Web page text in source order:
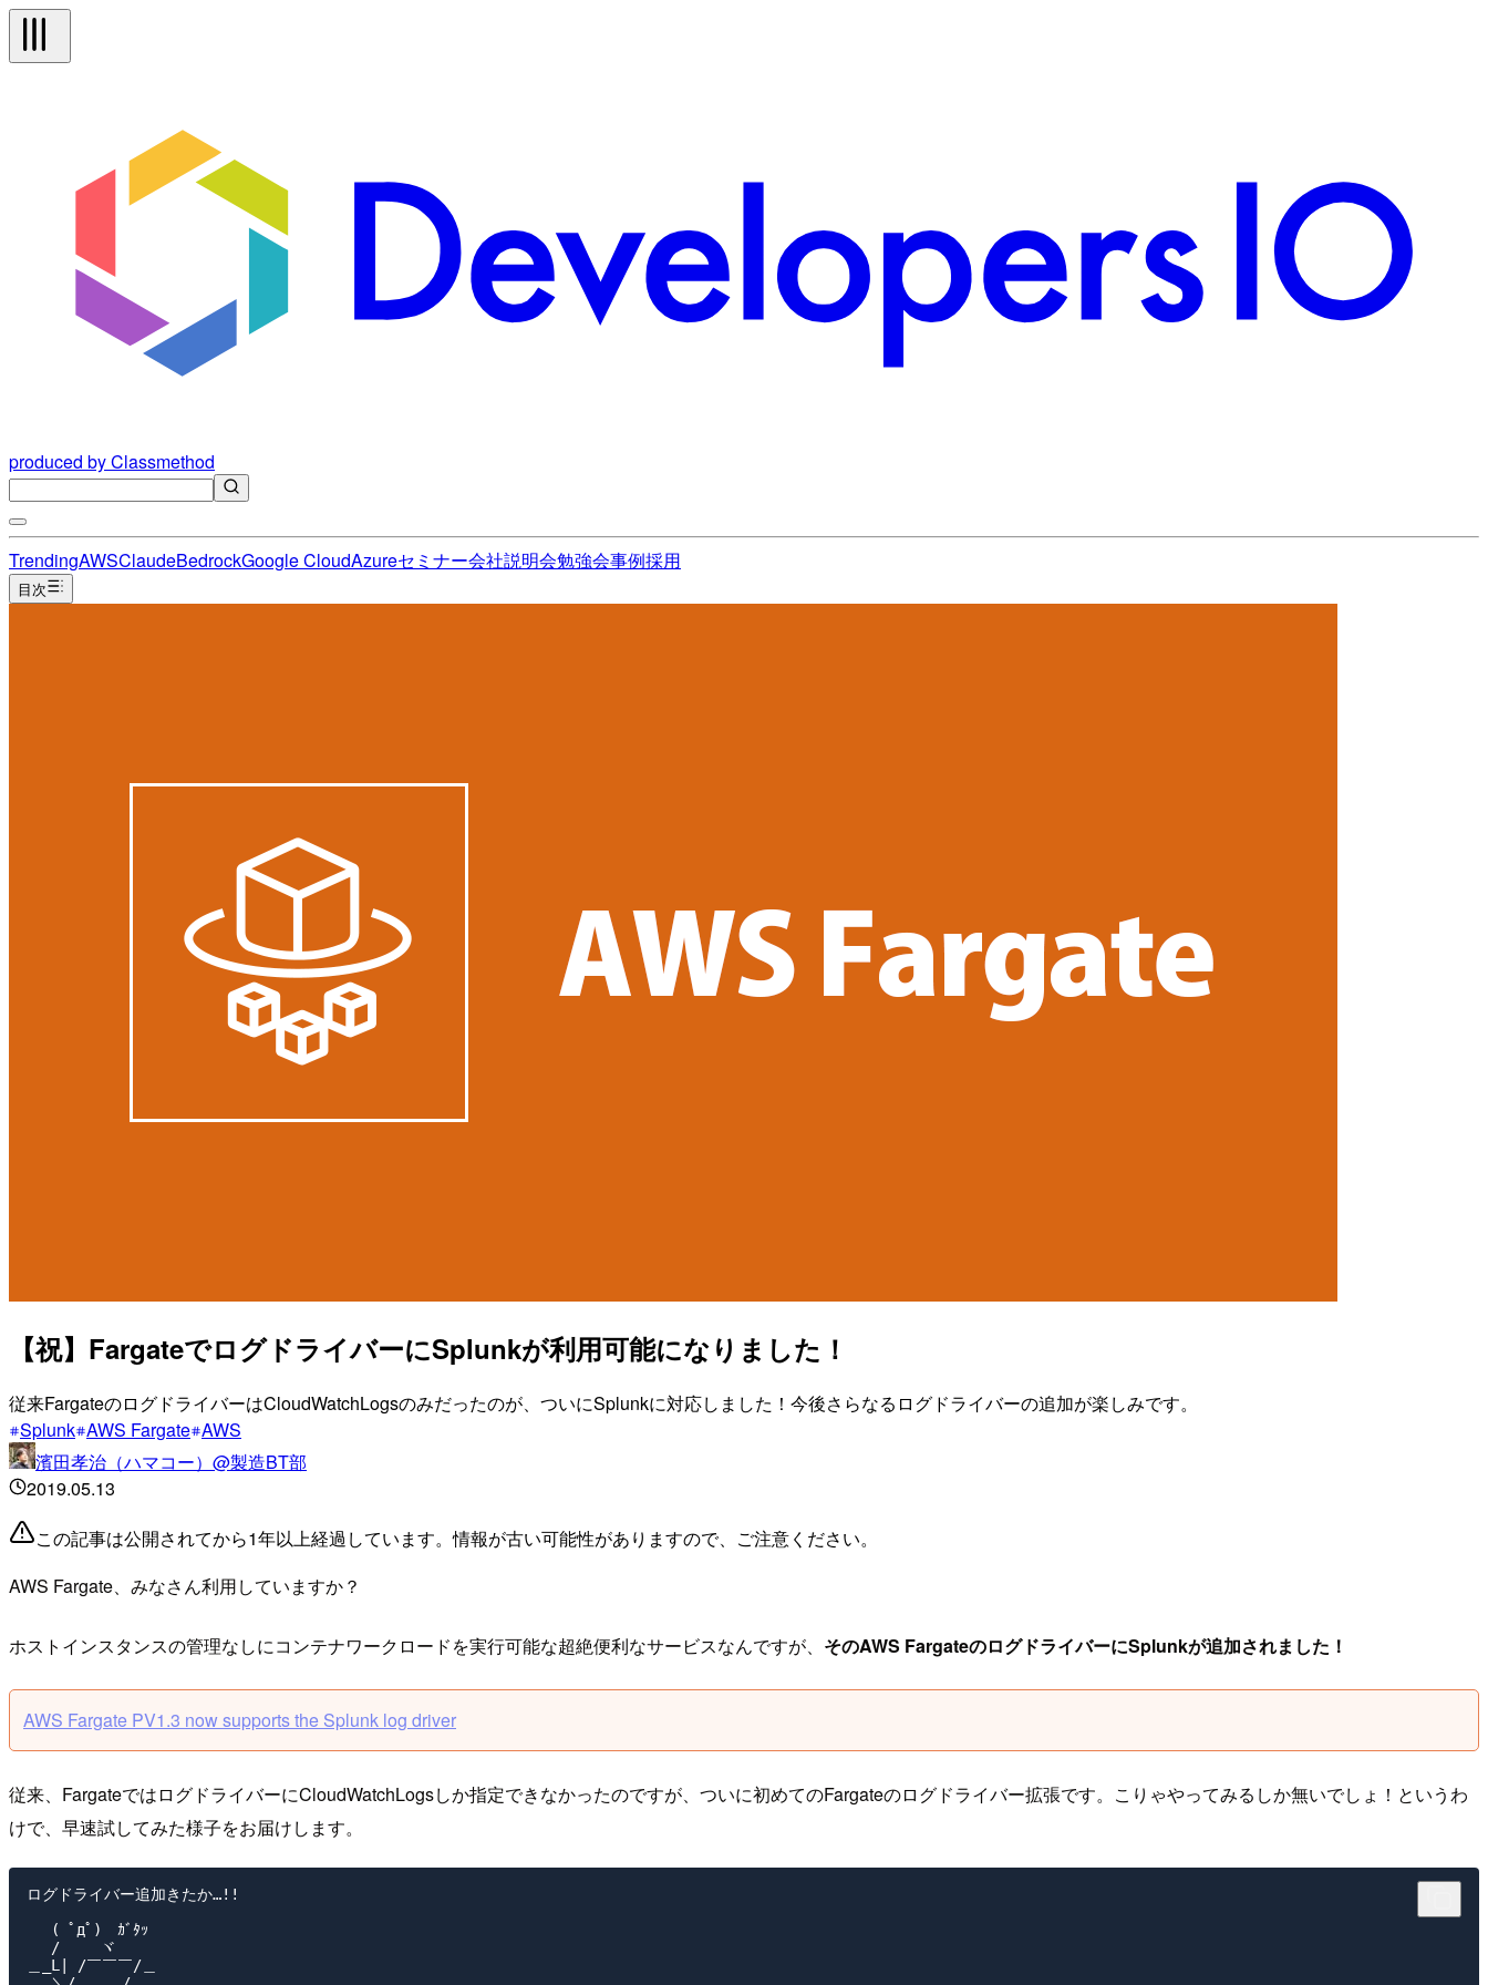
produced by Classmethod
TrendingAWSClaudeBedrockGoogle CloudAzureセミナー会社説明会勉強会事例採用
目次
【祝】FargateでログドライバーにSplunkが利用可能になりました！
従来FargateのログドライバーはCloudWatchLogsのみだったのが、ついにSplunkに対応しました！今後さらなるログドライバーの追加が楽しみです。
Splunk AWS Fargate AWS
濱田孝治（ハマコー）@製造BT部
2019.05.13
この記事は公開されてから1年以上経過しています。情報が古い可能性がありますので、ご注意ください。
AWS Fargate、みなさん利用していますか？
ホストインスタンスの管理なしにコンテナワークロードを実行可能な超絶便利なサービスなんですが、 そのAWS FargateのログドライバーにSplunkが追加されました！
AWS Fargate PV1.3 now supports the Splunk log driver
従来、FargateではログドライバーにCloudWatchLogsしか指定できなかったのですが、ついに初めてのFargateのログドライバー拡張です。こりゃやってみるしか無いでしょ！というわ
けで、早速試してみた様子をお届けします。
ログドライバー追加きたか…!!
( ﾟдﾟ)　ｶﾞﾀｯ
/　　 ヾ
＿_L| /￣￣￣/＿